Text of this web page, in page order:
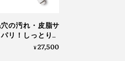
のようなシャワー水になりま
の汚れ・皮脂サ
リ！しっとりホ
ホカ気持ちいい
¥27,500